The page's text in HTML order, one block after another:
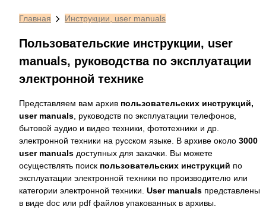
Главная Инструкции, user manuals
Пользовательские инструкции, user
manuals, руководства по эксплуатации
электронной технике
Представляем вам архив пользовательских инструкций,
user manuals , руководств по эксплуатации телефонов,
бытовой аудио и видео техники, фототехники и др.
электронной техники на русском языке. В архиве около 3000
user manuals доступных для закачки. Вы можете
осуществлять поиск пользовательских инструкций по
эксплуатации электронной техники по производителю или
категории электронной техники. User manuals представлены
в виде doc или pdf файлов упакованных в архивы.